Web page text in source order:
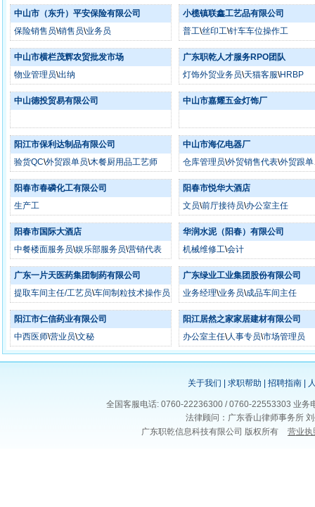
中山市（东升）平安保险有限公司
保险销售员\销售员\业务员
小榄镇联鑫工艺品有限公司
普工\丝印工\针车车位操作工
中山市横栏茂辉农贸批发市场
物业管理员\出纳
广东职乾人才服务RPO团队
灯饰外贸业务员\天猫客服\HRBP
中山德投贸易有限公司 中山市嘉耀五金灯饰厂
阳江市保利达制品有限公司
验货QC\外贸跟单员\木餐厨用品工艺师
中山市海亿电器厂
仓库管理员\外贸销售代表\外贸跟
主管
阳春市春磷化工有限公司
生产工
阳春市悦华大酒店
文员\前厅接待员\办公室主任
阳春市国际大酒店
中餐楼面服务员\娱乐部服务员\营销代表
华润水泥（阳春）有限公司
机械维修工\会计
广东一片天医药集团制药有限公司
提取车间主任/工艺员\车间制粒技术操作员
\QC、QA
广东绿业工业集团股份有限公司
业务经理\业务员\成品车间主任
阳江市仁信药业有限公司
中西医师\营业员\文秘
阳江居然之家家居建材有限公司
办公室主任\人事专员\市场管理员
关于我们 求职帮助 招聘指南
全国客服电话: 0760-22236300 / 0760-22553303 业
法律顾问：广东香山律师事务所
广东职乾信息科技有限公司 版权所有
营业执